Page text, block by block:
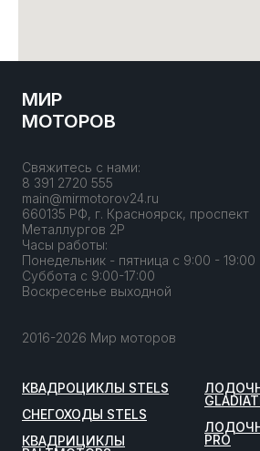
МИР
МОТОРОВ
Свяжитесь с нами:
8 391 2720 555
main@mirmotorov24.ru
660135 РФ, г. Красноярск, проспект
Металлургов 2Р
Часы работы:
Понедельник - пятница с 9:00 - 19:00
Суббота с 9:00-17:00
Воскресенье выходной
2016-2026 Мир моторов
КВАДРОЦИКЛЫ STELS
СНЕГОХОДЫ STELS
КВАДРИЦИКЛЫ
PRO